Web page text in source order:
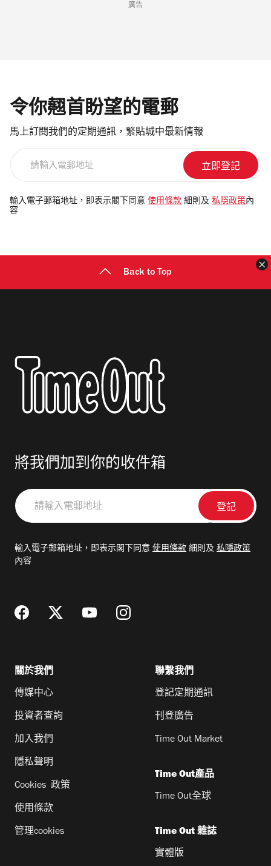
廣告
令你翹首盼望的電郵
馬上訂閱我們的定期通訊，緊貼城中最新情報
電
郵
輸入電子郵箱地址，即表示閣下同意 使用條款 細則及 私隱政策 內
容
Back to Top
將我們加到你的收件箱
請
輸
郵
輸入電子郵箱地址，即表示閣下同意 使用條款 細則及 私隱政策
內容
關於我們
傳媒中心
投資者查詢
加入我們
隱私聲明
Cookies 政策
使用條款
管理cookies
聯繫我們
登記定期通訊
刊登廣告
Time Out Market
Time Out產品
Time Out全球
Time Out 雜誌
實體版